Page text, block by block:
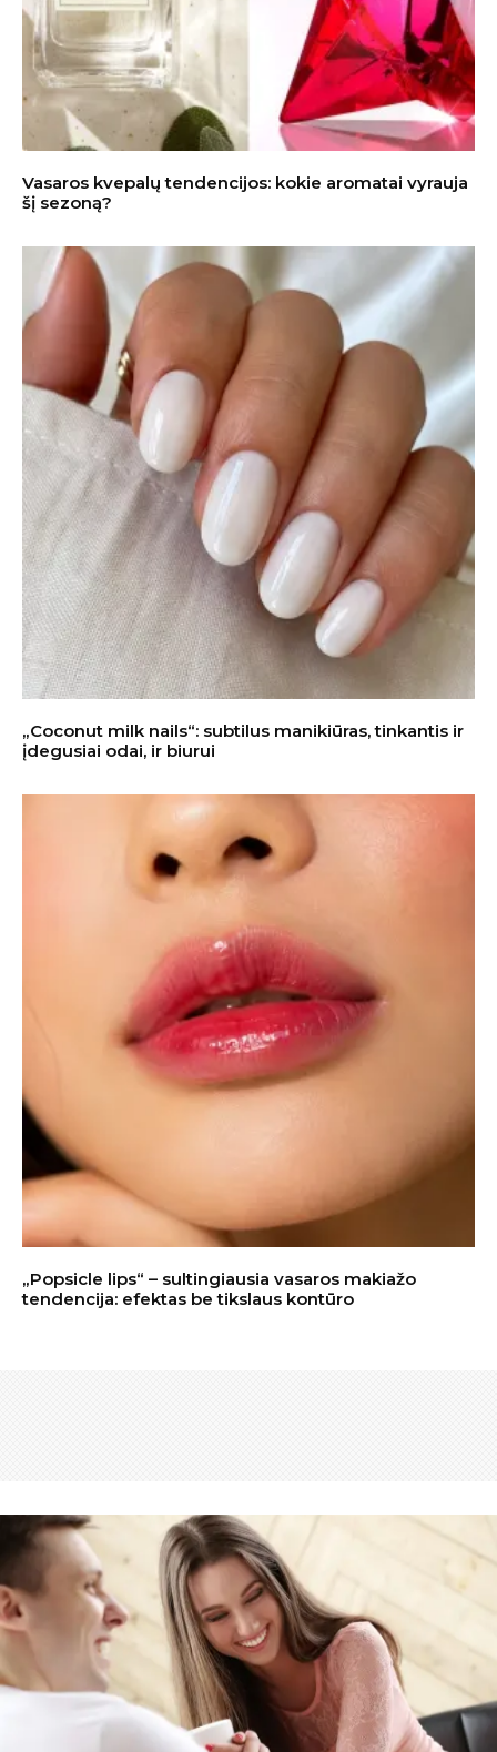
Vasaros kvepalų tendencijos: kokie aromatai vyrauja
šį sezoną?
„Coconut milk nails“: subtilus manikiūras, tinkantis ir
įdegusiai odai, ir biurui
„Popsicle lips“ – sultingiausia vasaros makiažo
tendencija: efektas be tikslaus kontūro